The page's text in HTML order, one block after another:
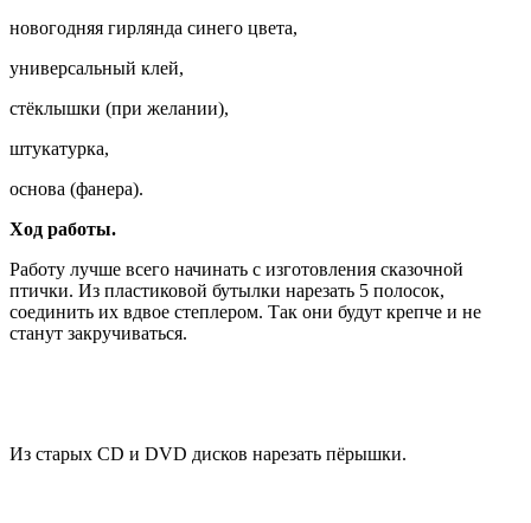
новогодняя гирлянда синего цвета,
универсальный клей,
стёклышки (при желании),
штукатурка,
основа (фанера).
Ход работы.
Работу лучше всего начинать с изготовления сказочной
птички. Из пластиковой бутылки нарезать 5 полосок,
соединить их вдвое степлером. Так они будут крепче и не
станут закручиваться.
Из старых CD и DVD дисков нарезать пёрышки.